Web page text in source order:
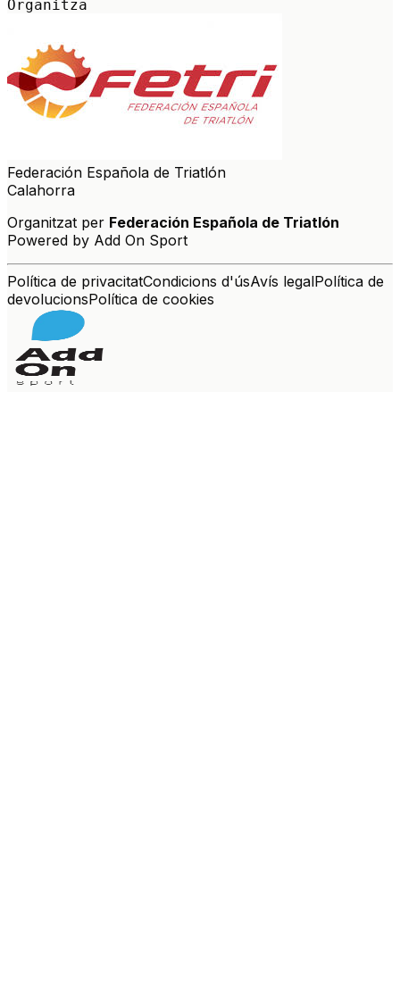
Organitza
Federación Española de Triatlón
Calahorra
Organitzat per Federación Española de Triatlón
Powered by Add On Sport
Política de privacitatCondicions d'úsAvís legalPolítica de
devolucionsPolítica de cookies